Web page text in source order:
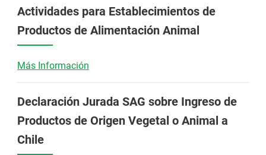
Actividades para Establecimientos de
Productos de Alimentación Animal
Más Información
Declaración Jurada SAG sobre Ingreso de
Productos de Origen Vegetal o Animal a
Chile